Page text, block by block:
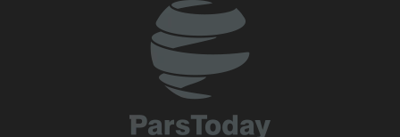
Foreign Policy: Riyadh Terjepit di Antara Iran dan Ansarullah,
Yahya Saree: Kami Hancurkan Posisi Pasukan Bayaran Saudi
dengan Rudal Balistik dan Drone
Brigjen Akrami Nia: Artesh dalam Kondisi Siaga Penuh